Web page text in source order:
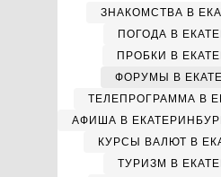
ЗНАКОМСТВА В
ПОГОДА В
ПРОБКИ В
ФОРУМЫ В
ТЕЛЕПРОГРАММА В
АФИША В
КУРСЫ ВАЛЮТ В
ТУРИЗМ В